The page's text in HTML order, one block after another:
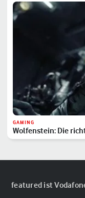
GAMING
Wolfenstein: Die
featured ist